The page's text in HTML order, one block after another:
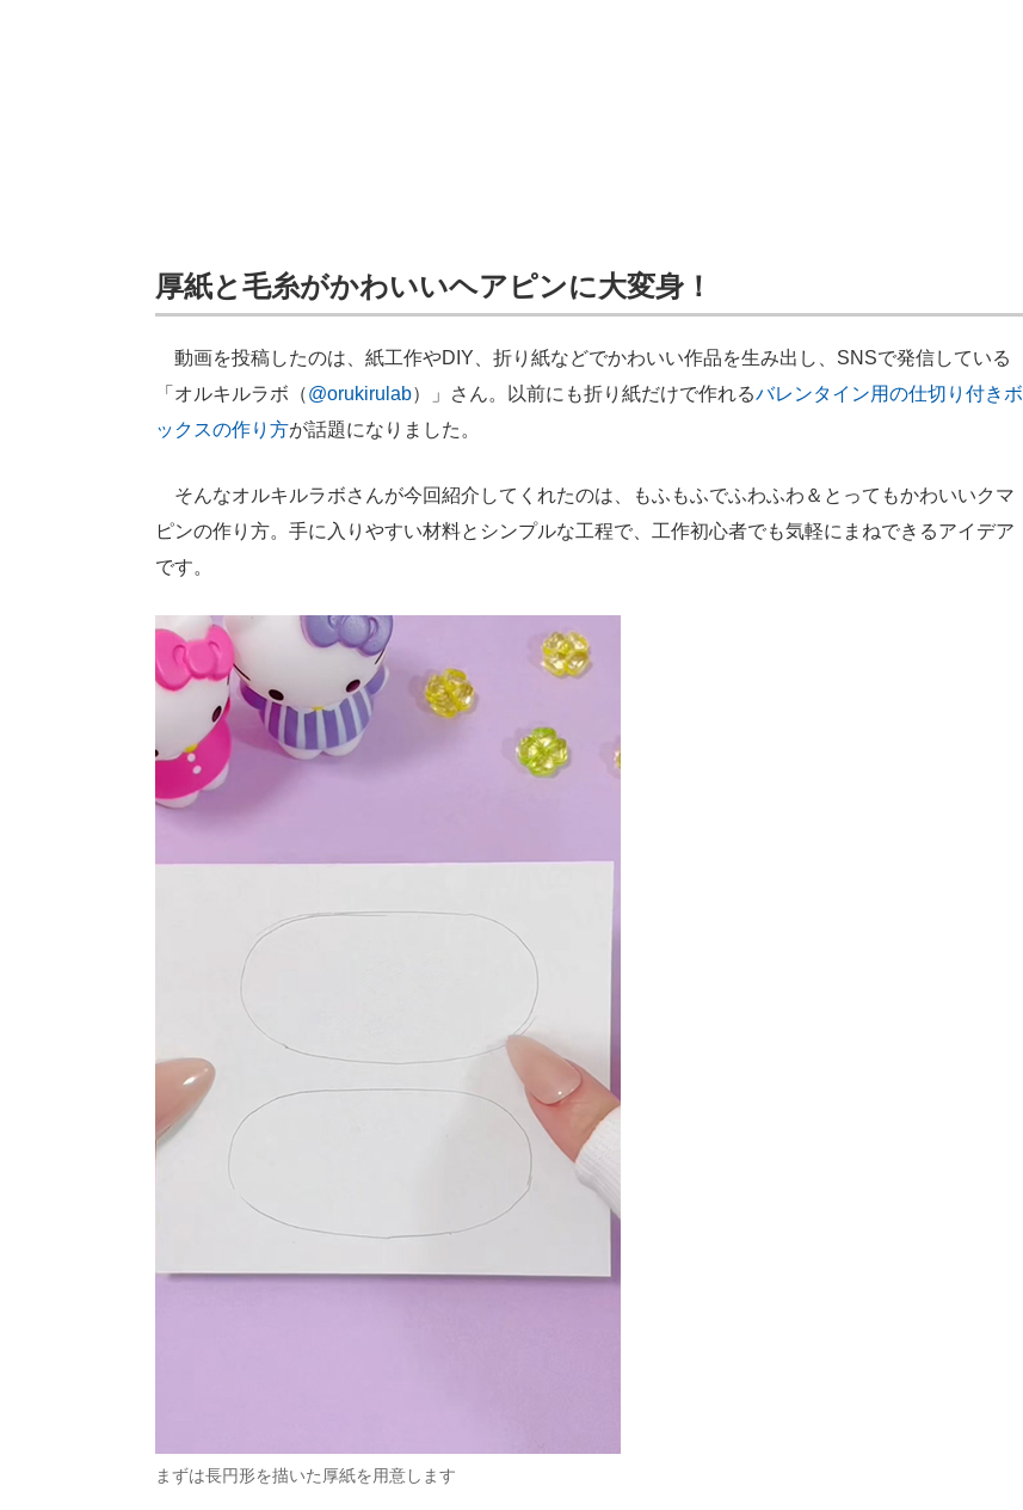
厚紙と毛糸がかわいいヘアピンに大変身！
動画を投稿したのは、紙工作やDIY、折り紙などでかわいい作品を生み出し、SNSで発信している
「オルキルラボ（@orukirulab）」さん。以前にも折り紙だけで作れるバレンタイン用の仕切り付きボ
ックスの作り方が話題になりました。
そんなオルキルラボさんが今回紹介してくれたのは、もふもふでふわふわ＆とってもかわいいクマ
ピンの作り方。手に入りやすい材料とシンプルな工程で、工作初心者でも気軽にまねできるアイデア
です。
まずは長円形を描いた厚紙を用意します